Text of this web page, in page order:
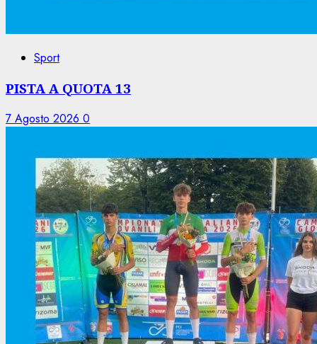
Sport
PISTA A QUOTA 13
7 Agosto 2026 0